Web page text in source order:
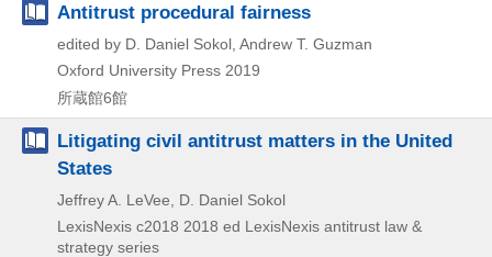
Antitrust procedural fairness
edited by D. Daniel Sokol, Andrew T. Guzman
Oxford University Press 2019
所蔵館6館
Litigating civil antitrust matters in the United
States
Jeffrey A. LeVee, D. Daniel Sokol
LexisNexis c2018 2018 ed LexisNexis antitrust law &
strategy series